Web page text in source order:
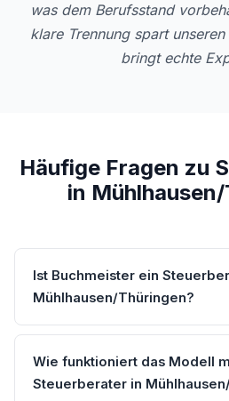
was dem Berufsstand
klare Trennung spart
bringt echte
Häufige Fragen zu
in
Ist Buchmeister ein
Mühlhausen/Thüringen?
Wie funktioniert das Modell
Steuerberater in